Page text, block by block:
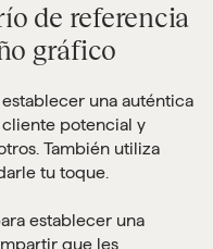
de referencia
gráfico
una auténtica
potencial y
También utiliza
tu toque.
establecer una
que les